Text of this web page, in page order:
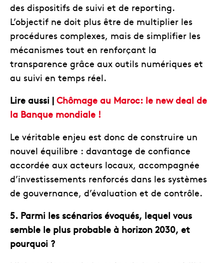
des dispositifs de suivi et de reporting.
L’objectif ne doit plus être de multiplier les
procédures complexes, mais de simplifier les
mécanismes tout en renforçant la
transparence grâce aux outils numériques et
au suivi en temps réel.
Lire aussi | Chômage au Maroc: le new deal de
la Banque mondiale !
Le véritable enjeu est donc de construire un
nouvel équilibre : davantage de confiance
accordée aux acteurs locaux, accompagnée
d’investissements renforcés dans les systèmes
de gouvernance, d’évaluation et de contrôle.
5. Parmi les scénarios évoqués, lequel vous
semble le plus probable à horizon 2030, et
pourquoi ?